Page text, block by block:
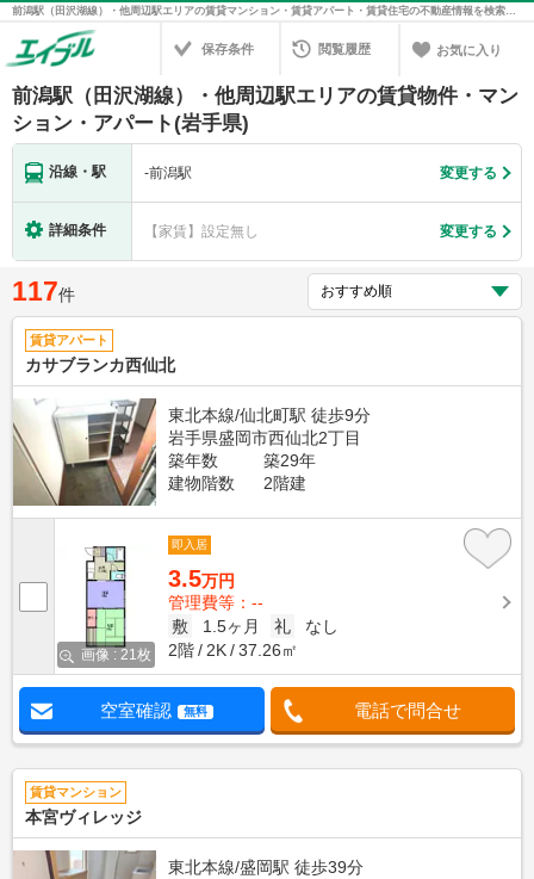
前潟駅（田沢湖線）・他周辺駅エリアの賃貸マンション・賃貸アパート・賃貸住宅の不動産情報を検索！不動産賃貸の物件探しは、お部屋探しのエイブル
保存条件 閲覧履歴 お気に入り
前潟駅（田沢湖線）・他周辺駅エリアの賃貸物件・マン
ション・アパート(岩手県)
沿線・駅 -前潟駅 変更する
詳細条件 【家賃】設定無し 変更する
117件
賃貸アパート
カサブランカ西仙北
東北本線/仙北町駅 徒歩9分
岩手県盛岡市西仙北2丁目
築年数
築29年
建物階数
2階建
画像 : 21枚
即入居
3.5万円
管理費等：--
敷
1.5ヶ月 礼
なし
2階
2K 37.26㎡
空室確認 無料 電話で問合せ
賃貸マンション
本宮ヴィレッジ
東北本線/盛岡駅 徒歩39分